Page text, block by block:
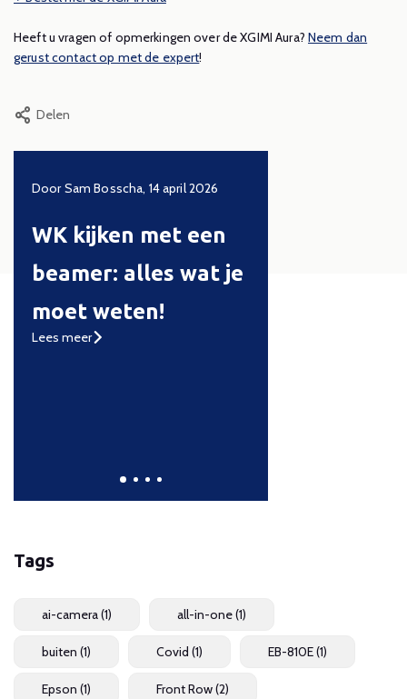
Heeft u vragen of opmerkingen over de XGIMI Aura?Neem dan
gerust contact op met de expert!
Delen
Door Sam Bosscha, 14 april 2026
WK kijken met een
beamer: alles wat je
moet weten!
Lees meer
Tags
ai-camera(1) all-in-one(1)
buiten (1) Covid (1) EB-810E(1)
Epson (1) Front Row(2)